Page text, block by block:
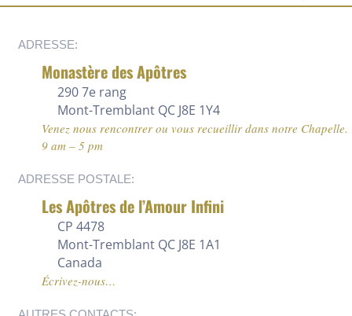
ADRESSE:
Monastère des Apôtres
290 7e rang
Mont-Tremblant QC J8E 1Y4
Venez nous rencontrer ou vous recueillir dans notre Chapelle.
9 am – 5 pm
ADRESSE POSTALE:
Les Apôtres de l’Amour Infini
CP 4478
Mont-Tremblant QC J8E 1A1
Canada
Écrivez-nous…